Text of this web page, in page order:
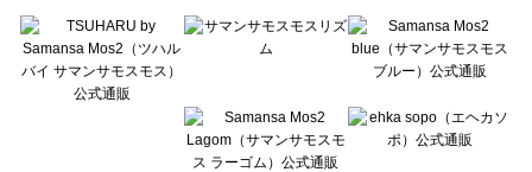
Lugnoncure（ルノンキュール）のトップス一覧
BETTY'S BLUE（べティーズブルー）のトップス一覧
Wpc.（ワールドパーティー）のトップス一覧